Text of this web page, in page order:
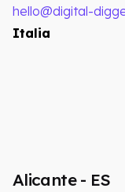
hello@digital-
Italia
Alicante - ES